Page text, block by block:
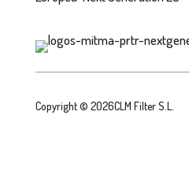
Copyright © 2026CLM Filter S.L.